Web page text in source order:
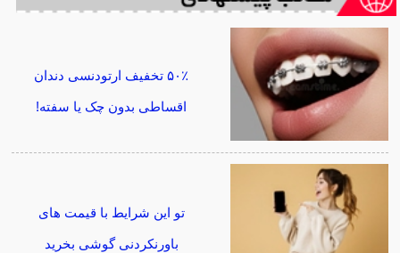
۵۰٪ تخفیف ارتودنسی دندان
اقساطی بدون چک یا سفته!
تو این شرایط با قیمت های
باورنکردنی گوشی بخرید